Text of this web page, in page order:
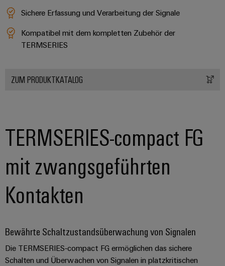
Sichere Erfassung und Verarbeitung der Signale
Kompatibel mit dem kompletten Zubehör der
TERMSERIES
ZUM PRODUKTKATALOG
TERMSERIES-compact FG
mit zwangsgeführten
Kontakten
Bewährte Schaltzustandsüberwachung von Signalen
Die TERMSERIES‑compact FG ermöglichen das sichere
Schalten und Überwachen von Signalen in platzkritischen